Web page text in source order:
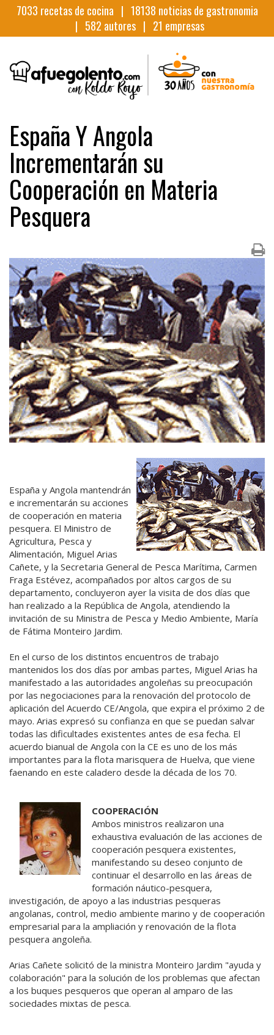
7033 recetas de cocina | 18138 noticias de gastronomia
| 582 autores | 21 empresas
España Y Angola
Incrementarán su
Cooperación en Materia
Pesquera
España y Angola mantendrán
e incrementarán su acciones
de cooperación en materia
pesquera. El Ministro de
Agricultura, Pesca y
Alimentación, Miguel Arias
Cañete, y la Secretaria General de Pesca Marítima, Carmen
Fraga Estévez, acompañados por altos cargos de su
departamento, concluyeron ayer la visita de dos días que
han realizado a la República de Angola, atendiendo la
invitación de su Ministra de Pesca y Medio Ambiente, María
de Fátima Monteiro Jardim.
En el curso de los distintos encuentros de trabajo
mantenidos los dos días por ambas partes, Miguel Arias ha
manifestado a las autoridades angoleñas su preocupación
por las negociaciones para la renovación del protocolo de
aplicación del Acuerdo CE/Angola, que expira el próximo 2 de
mayo. Arias expresó su confianza en que se puedan salvar
todas las dificultades existentes antes de esa fecha. El
acuerdo bianual de Angola con la CE es uno de los más
importantes para la flota marisquera de Huelva, que viene
faenando en este caladero desde la década de los 70.
COOPERACIÓN
Ambos ministros realizaron una
exhaustiva evaluación de las acciones de
cooperación pesquera existentes,
manifestando su deseo conjunto de
continuar el desarrollo en las áreas de
formación náutico-pesquera,
investigación, de apoyo a las industrias pesqueras
angolanas, control, medio ambiente marino y de cooperación
empresarial para la ampliación y renovación de la flota
pesquera angoleña.
Arias Cañete solicitó de la ministra Monteiro Jardim "ayuda y
colaboración" para la solución de los problemas que afectan
a los buques pesqueros que operan al amparo de las
sociedades mixtas de pesca.